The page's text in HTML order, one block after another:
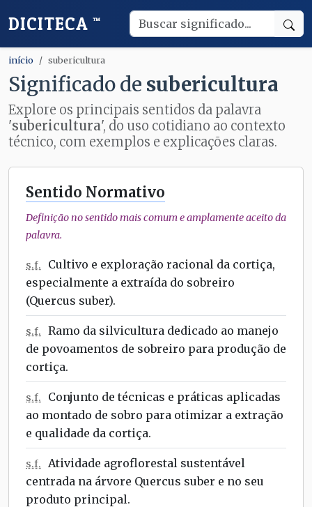
DICITECA ™
início subericultura
Significado de subericultura
Explore os principais sentidos da palavra
'subericultura', do uso cotidiano ao contexto
técnico, com exemplos e explicações claras.
Sentido Normativo
Definição no sentido mais comum e amplamente aceito da
palavra.
s.f.
Cultivo e exploração racional da cortiça,
especialmente a extraída do sobreiro
(Quercus suber).
s.f.
Ramo da silvicultura dedicado ao manejo
de povoamentos de sobreiro para produção de
cortiça.
s.f.
Conjunto de técnicas e práticas aplicadas
ao montado de sobro para otimizar a extração
e qualidade da cortiça.
s.f.
Atividade agroflorestal sustentável
centrada na árvore Quercus suber e no seu
produto principal.